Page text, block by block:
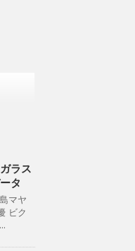
ラス
タ
マヤ
ビク